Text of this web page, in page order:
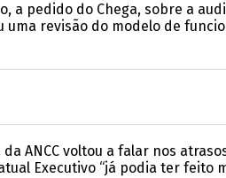
a pedido do Chega, sobre a
uma revisão do modelo de
ANCC voltou a falar nos
Executivo “já podia ter feito